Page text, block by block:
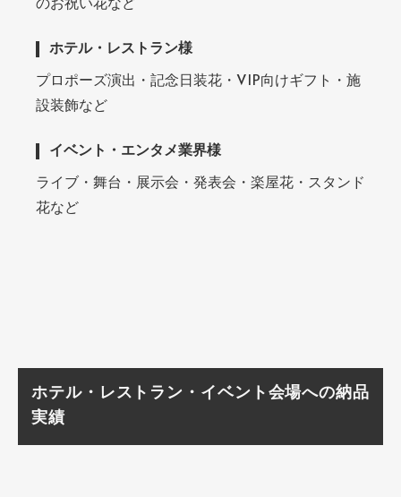
のお祝い花など
ホテル・レストラン様
プロポーズ演出・記念日装花・VIP向けギフト・施
設装飾など
イベント・エンタメ業界様
ライブ・舞台・展示会・発表会・楽屋花・スタンド
花など
ホテル・レストラン・イベント会場への納品
実績